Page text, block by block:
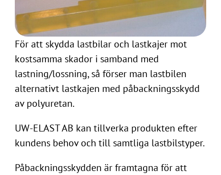
För att skydda lastbilar och lastkajer mot
kostsamma skador i samband med
lastning/lossning, så förser man lastbilen
alternativt lastkajen med påbackningsskydd
av polyuretan.
UW-ELAST AB kan tillverka produkten efter
kundens behov och till samtliga lastbilstyper.
Påbackningsskydden är framtagna för att